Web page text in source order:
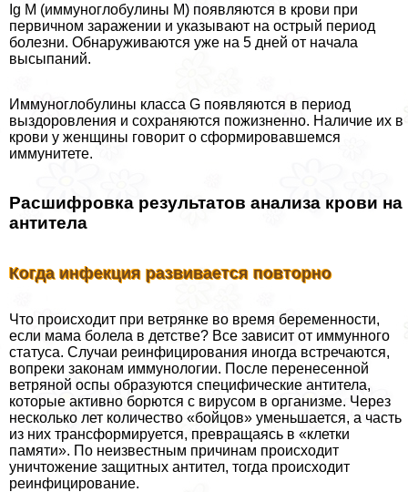
Ig M (иммуноглобулины M) появляются в крови при
первичном заражении и указывают на острый период
болезни. Обнаруживаются уже на 5 дней от начала
высыпаний.
Иммуноглобулины класса G появляются в период
выздоровления и сохраняются пожизненно. Наличие их в
крови у женщины говорит о сформировавшемся
иммунитете.
Расшифровка результатов анализа крови на
антитела
Когда инфекция развивается повторно
Что происходит при ветрянке во время беременности,
если мама болела в детстве? Все зависит от иммунного
статуса. Случаи реинфицирования иногда встречаются,
вопреки законам иммунологии. После перенесенной
ветряной оспы образуются специфические антитела,
которые активно борются с вирусом в организме. Через
несколько лет количество «бойцов» уменьшается, а часть
из них трaнcформируется, превращаясь в «клетки
памяти». По неизвестным причинам происходит
уничтожение защитных антител, тогда происходит
реинфицирование.